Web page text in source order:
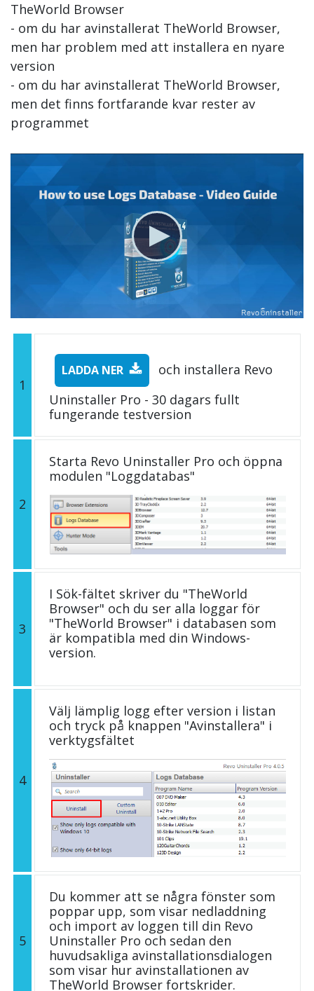
TheWorld Browser
- om du har avinstallerat TheWorld Browser,
men har problem med att installera en nyare
version
- om du har avinstallerat TheWorld Browser,
men det finns fortfarande kvar rester av
programmet
1
LADDA NER
och installera Revo
Uninstaller Pro - 30 dagars fullt
fungerande testversion
2
Starta Revo Uninstaller Pro och öppna
modulen "Loggdatabas"
3
I Sök-fältet skriver du "TheWorld
Browser" och du ser alla loggar för
"TheWorld Browser" i databasen som
är kompatibla med din Windows-
version.
4
Välj lämplig logg efter version i listan
och tryck på knappen "Avinstallera" i
verktygsfältet
5
Du kommer att se några fönster som
poppar upp, som visar nedladdning
och import av loggen till din Revo
Uninstaller Pro och sedan den
huvudsakliga avinstallationsdialogen
som visar hur avinstallationen av
TheWorld Browser fortskrider.